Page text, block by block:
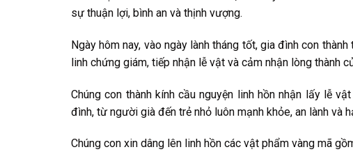
sự thuận lợi, bình an và thịnh vượng.
Ngày hôm nay, vào ngày lành tháng tốt, gia đình con
linh chứng giám, tiếp nhận lễ vật và cảm nhận lòng thành
Chúng con thành kính cầu nguyện linh hồn nhận lấy lễ
đình, từ người già đến trẻ nhỏ luôn mạnh khỏe, an lành và
Chúng con xin dâng lên linh hồn các vật phẩm vàng mã